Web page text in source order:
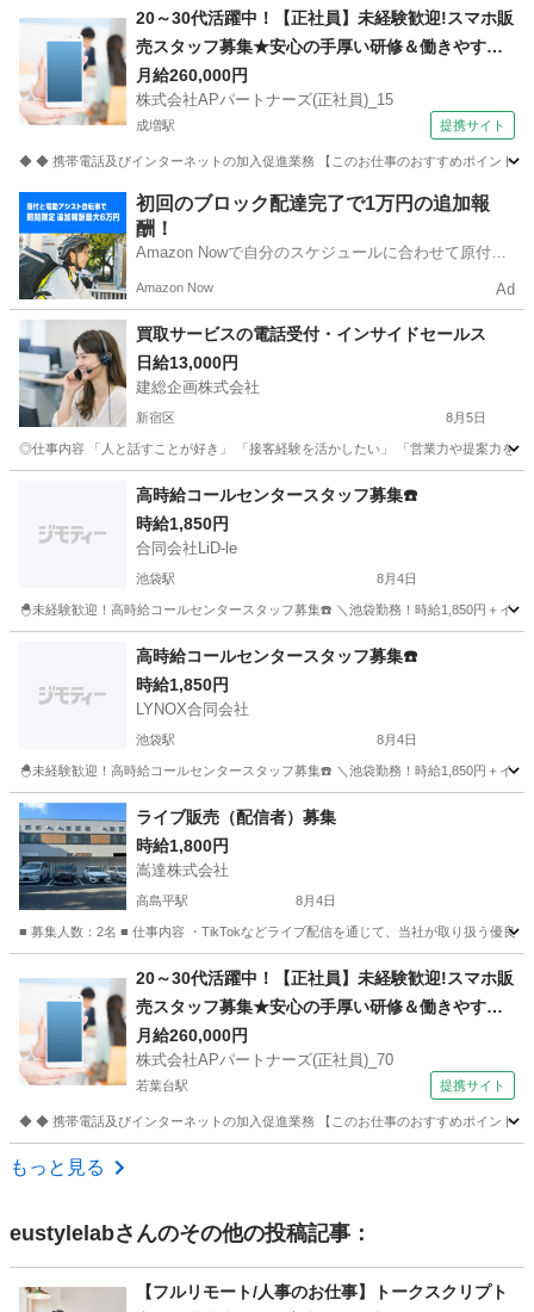
携帯ショップ 外販
20～30代活躍中！【正社員】未経験歓迎!スマホ販
売スタッフ募集★安心の手厚い研修＆働きやすさ
抜群の環境です！ 株式会社APパートナーズ(正社
員)_15 携帯ショップ
月給260,000円
株式会社APパートナーズ(正社員)_15
成増駅 提携サイト
◆ ◆ 携帯電話及びインターネットの加入促進業務 【このお仕事のおすすめポイント
成増駅 携帯ショップ
初回のブロック配達完了で1万円の追加報
酬！
Amazon Nowで自分のスケジュールに合わせて原付や
う！
Amazon Now Ad
買取サービスの電話受付・インサイドセールス
日給13,000円
建総企画株式会社
新宿区 8月5日
◎仕事内容 「人と話すことが好き」 「接客経験を活かしたい」 「営業力や提案力を
テレアポ マニュアル
高時給コールセンタースタッフ募集☎️
時給1,850円
合同会社LiD-le
池袋駅 8月4日
🐣未経験歓迎！高時給コールセンタースタッフ募集☎️ ＼池袋勤務！時給1,850円＋イ
池袋駅 テレアポ スタッフ
高時給コールセンタースタッフ募集☎️
時給1,850円
LYNOX合同会社
池袋駅 8月4日
🐣未経験歓迎！高時給コールセンタースタッフ募集☎️ ＼池袋勤務！時給1,850円＋イ
東京 豊島区 池袋駅 テレアポ スタッフ
ライブ販売（配信者）募集
時給1,800円
嵩達株式会社
高島平駅 8月4日
■ 募集人数：2名 ■ 仕事内容 ・TikTokなどライブ配信を通じて、当社が取り扱う優良
高島平駅 その他 ライブ
20～30代活躍中！【正社員】未経験歓迎!スマホ販
売スタッフ募集★安心の手厚い研修＆働きやすさ
抜群の環境です！ 株式会社APパートナーズ(正社
員)_70 携帯ショップ
月給260,000円
株式会社APパートナーズ(正社員)_70
若葉台駅 提携サイト
◆ ◆ 携帯電話及びインターネットの加入促進業務 【このお仕事のおすすめポイント
東京 稲城市
もっと見る
eustylelabさんのその他の投稿記事：
【フルリモート/人事のお仕事】トークスクリプト